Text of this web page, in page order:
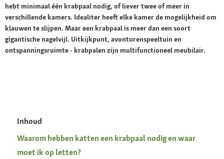
hebt minimaal één krabpaal nodig, of liever twee of meer in
verschillende kamers. Idealiter heeft elke kamer de mogelijkheid om
klauwen te slijpen. Maar een krabpaal is meer dan een soort
gigantische nagelvijl. Uitkijkpunt, avonturenspeeltuin en
ontspanningsruimte - krabpalen zijn multifunctioneel meubilair.
Inhoud
Waarom hebben katten een krabpaal nodig en waar
moet ik op letten?